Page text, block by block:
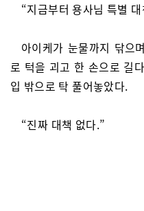
“지금부터 용사님 특별
아이케가 눈물까지 닦으
로 턱을 괴고 한 손으로 길
입 밖으로 탁 풀어놓았다.
“진짜 대책 없다.”